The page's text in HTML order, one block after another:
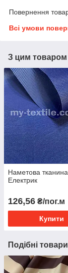
Повернення
Всі умови
З цим
Наметова тканина
Електрик
126,56 ₴/пог.м
Купити
Подібні